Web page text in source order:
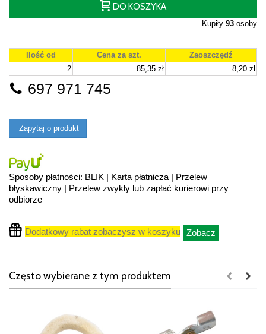
DO KOSZYKA
Kupiły 93 osoby
Ilość od Cena za szt.
Zaoszczędź
2
85,35 zł 8,20 zł
697 971 745
Zapytaj o produkt
Sposoby płatności: BLIK | Karta płatnicza | Przelew
błyskawiczny | Przelew zwykły lub zapłać kurierowi przy
odbiorze
Dodatkowy rabat zobaczysz w koszyku Zobacz
Często wybierane z tym produktem